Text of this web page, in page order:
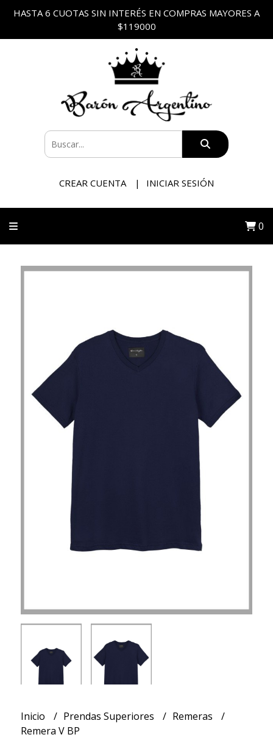
HASTA 6 CUOTAS SIN INTERÉS EN COMPRAS MAYORES A
$119000
CREAR CUENTA INICIAR SESIÓN
0
Inicio Prendas Superiores
Remeras
Remera V BP